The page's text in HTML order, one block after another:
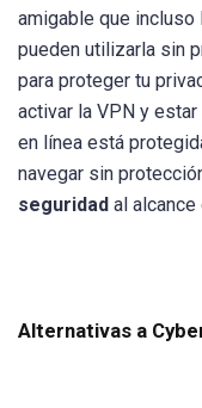
amigable que
pueden utilizarla sin
para proteger tu
activar la VPN y
en línea está
navegar sin
seguridad al alcance
Alternativas a